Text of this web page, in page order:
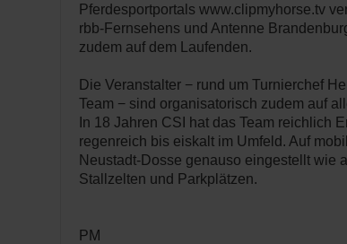
Pferdesportportals www.clipmyhorse.tv
rbb-Fernsehens und Antenne
zudem auf dem Laufenden.
Die Veranstalter − rund um Turnierchef
Team − sind organisatorisch zudem auf
In 18 Jahren CSI hat das Team reichlich
regenreich bis eiskalt im Umfeld. Auf
Neustadt-Dosse genauso eingestellt wie
Stallzelten und Parkplätzen.
PM